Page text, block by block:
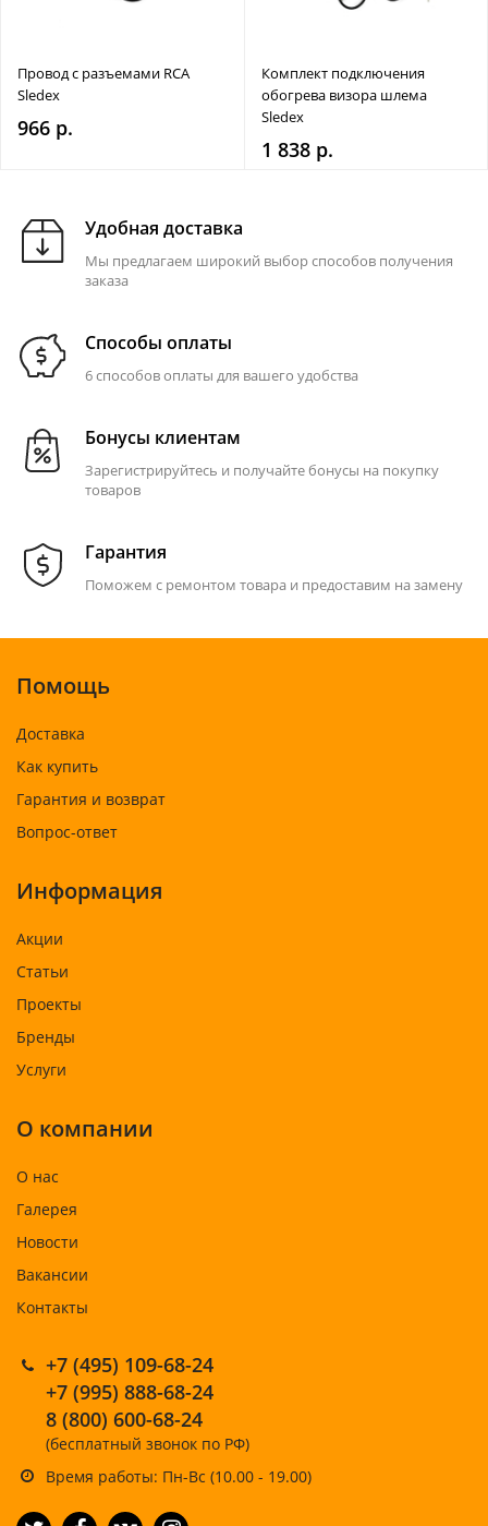
Провод с разъемами RCA
Sledex
966 р.
Комплект подключения
обогрева визора шлема
Sledex
1 838 р.
Удобная доставка
Мы предлагаем широкий выбор способов получения
заказа
Способы оплаты
6 способов оплаты для вашего удобства
Бонусы клиентам
Зарегистрируйтесь и получайте бонусы на покупку
товаров
Гарантия
Поможем с ремонтом товара и предоставим на замену
Помощь
Доставка
Как купить
Гарантия и возврат
Вопрос-ответ
Информация
Акции
Статьи
Проекты
Бренды
Услуги
О компании
О нас
Галерея
Новости
Вакансии
Контакты
+7 (495) 109-68-24
+7 (995) 888-68-24
8 (800) 600-68-24
(бесплатный звонок по РФ)
Время работы: Пн-Вс (10.00 - 19.00)